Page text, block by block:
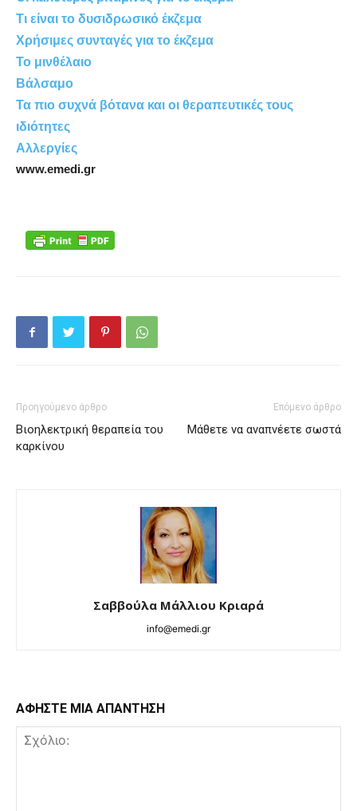
Τι είναι το δυσιδρωσικό έκζεμα
Χρήσιμες συνταγές για το έκζεμα
Το μινθέλαιο
Βάλσαμο
Τα πιο συχνά βότανα και οι θεραπευτικές τους
ιδιότητες
Αλλεργίες
www.emedi.gr
Προηγούμενο άρθρο
Βιοηλεκτρική θεραπεία του
καρκίνου
Επόμενο άρθρο
Μάθετε να αναπνέετε σωστά
Σαββούλα Μάλλιου Κριαρά
info@emedi.gr
ΑΦΗΣΤΕ ΜΙΑ ΑΠΑΝΤΗΣΗ